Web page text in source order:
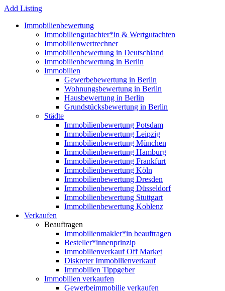
Add Listing
Immobilienbewertung
Immobiliengutachter*in & Wertgutachten
Immobilienwertrechner
Immobilienbewertung in Deutschland
Immobilienbewertung in Berlin
Immobilien
Gewerbebewertung in Berlin
Wohnungsbewertung in Berlin
Hausbewertung in Berlin
Grundstücksbewertung in Berlin
Städte
Immobilienbewertung Potsdam
Immobilienbewertung Leipzig
Immobilienbewertung München
Immobilienbewertung Hamburg
Immobilienbewertung Frankfurt
Immobilienbewertung Köln
Immobilienbewertung Dresden
Immobilienbewertung Düsseldorf
Immobilienbewertung Stuttgart
Immobilienbewertung Koblenz
Verkaufen
Beauftragen
Immobilienmakler*in beauftragen
Besteller*innenprinzip
Immobilienverkauf Off Market
Diskreter Immobilienverkauf
Immobilien Tippgeber
Immobilien verkaufen
Gewerbeimmobilie verkaufen